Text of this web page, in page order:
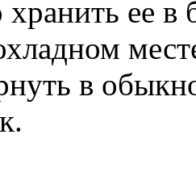
хранить ее
в